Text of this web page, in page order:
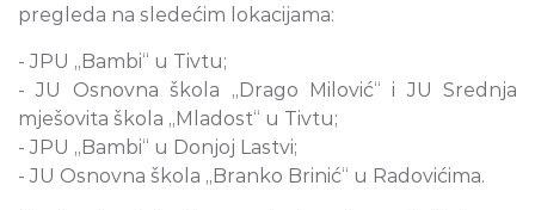
pregleda na sledećim lokacijama:
- JPU „Bambi“ u Tivtu;
- JU Osnovna škola „Drago Milović“ i JU Srednja
mješovita škola „Mladost“ u Tivtu;
- JPU „Bambi“ u Donjoj Lastvi;
- JU Osnovna škola „Branko Brinić“ u Radovićima.